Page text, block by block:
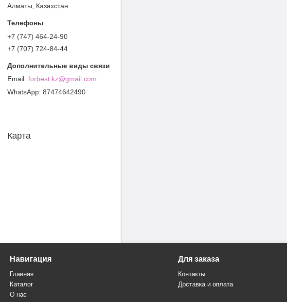
Алматы, Казахстан
+7 (747) 464-24-90
+7 (707) 724-84-44
forbest.kz@gmail.com
87474642490
Карта
Навигация
Главная
Каталог
О нас
Для заказа
Контакты
Доставка и оплата